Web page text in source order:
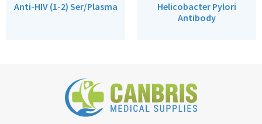
Anti-HIV (1-2) Ser/Plasma
Helicobacter Pylori
Antibody